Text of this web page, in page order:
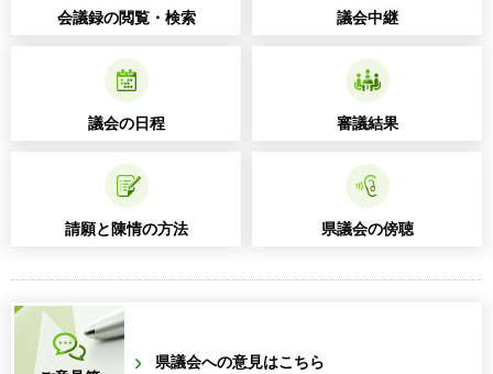
会議録の閲覧・検索 議会中継
議会の日程 審議結果
請願と陳情の方法 県議会の傍聴
県議会への意見はこちら